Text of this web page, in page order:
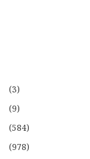
(3)
(9)
(584)
(978)